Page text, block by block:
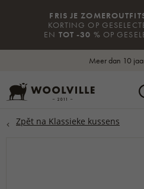
FRIS JE
KORTING OP
EN TOT -30 % OP
Meer dan 10